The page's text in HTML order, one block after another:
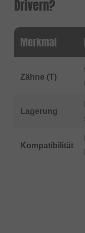
Drivern?
Merkmal
Zähne (T)
Lagerung
Kompatibilität